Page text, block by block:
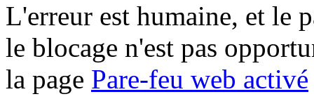
L'erreur est humaine, et le
le blocage n'est pas
la page Pare-feu web activé